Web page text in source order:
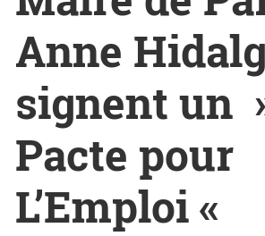
Anne
signent un
Pacte pour
L’Emploi «